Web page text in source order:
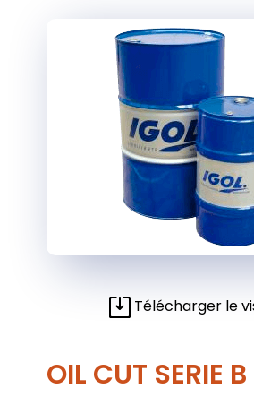
Télécharger le
OIL CUT SERIE B